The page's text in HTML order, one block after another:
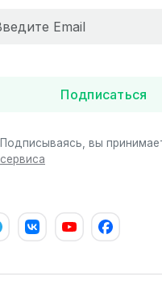
Подписаться
Подписываясь, вы
сервиса